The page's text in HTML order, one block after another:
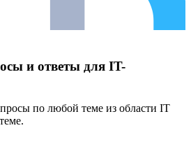
и ответы для IT-
по любой теме из области IT